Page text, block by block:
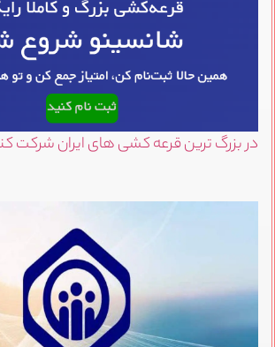
در بزرگ ترین قرعه کشی های ایران شرکت